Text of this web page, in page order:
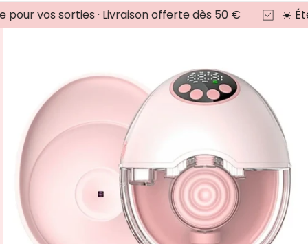
· Livraison offerte dès 50 € ☀️ Été serein ·